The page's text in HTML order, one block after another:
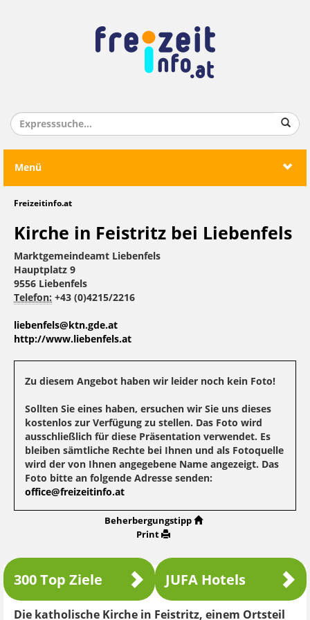
Menü
Freizeitinfo.at
Kirche in Feistritz bei Liebenfels
Marktgemeindeamt Liebenfels
Hauptplatz 9
9556 Liebenfels
Telefon: +43 (0)4215/2216
liebenfels@ktn.gde.at
http://www.liebenfels.at
Zu diesem Angebot haben wir leider noch kein Foto!
Sollten Sie eines haben, ersuchen wir Sie uns dieses
kostenlos zur Verfügung zu stellen. Das Foto wird
ausschließlich für diese Präsentation verwendet. Es
bleiben sämtliche Rechte bei Ihnen und als Fotoquelle
wird der von Ihnen angegebene Name angezeigt. Das
Foto bitte an folgende Adresse senden:
office@freizeitinfo.at
Beherbergungstipp
Print
300 Top Ziele JUFA Hotels
Die katholische Kirche in Feistritz, einem Ortsteil